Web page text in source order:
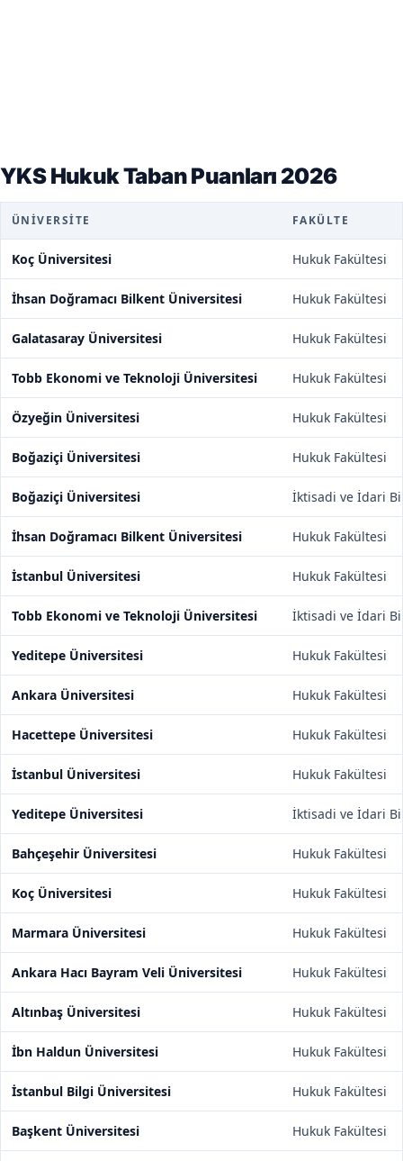
YKS Hukuk Taban Puanları 2026
ÜNIVERSITE FAKÜLTE
Koç Üniversitesi Hukuk Fakültesi
İhsan Doğramacı Bilkent Üniversitesi Hukuk Fakültesi
Galatasaray Üniversitesi Hukuk Fakültesi
Tobb Ekonomi ve Teknoloji Üniversitesi Hukuk Fakültesi
Özyeğin Üniversitesi Hukuk Fakültesi
Boğaziçi Üniversitesi Hukuk Fakültesi
Boğaziçi Üniversitesi İktisadi ve İdari
İhsan Doğramacı Bilkent Üniversitesi Hukuk Fakültesi
İstanbul Üniversitesi Hukuk Fakültesi
Tobb Ekonomi ve Teknoloji Üniversitesi İktisadi ve İdari
Yeditepe Üniversitesi Hukuk Fakültesi
Ankara Üniversitesi Hukuk Fakültesi
Hacettepe Üniversitesi Hukuk Fakültesi
İstanbul Üniversitesi Hukuk Fakültesi
Yeditepe Üniversitesi İktisadi ve İdari
Bahçeşehir Üniversitesi Hukuk Fakültesi
Koç Üniversitesi Hukuk Fakültesi
Marmara Üniversitesi Hukuk Fakültesi
Ankara Hacı Bayram Veli Üniversitesi Hukuk Fakültesi
Altınbaş Üniversitesi Hukuk Fakültesi
İbn Haldun Üniversitesi Hukuk Fakültesi
İstanbul Bilgi Üniversitesi Hukuk Fakültesi
Başkent Üniversitesi Hukuk Fakültesi